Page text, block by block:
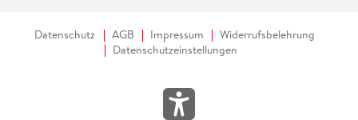
Datenschutz AGB Impressum
Widerrufsbelehrung
Datenschutzeinstellungen